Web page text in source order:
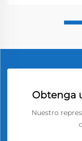
Obtenga
Nuestro